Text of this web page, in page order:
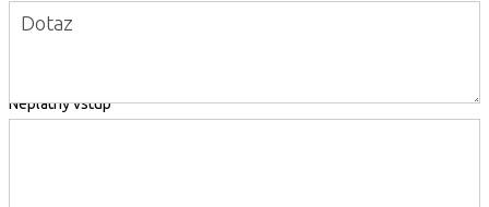
Dotaz
Neplatný vstup